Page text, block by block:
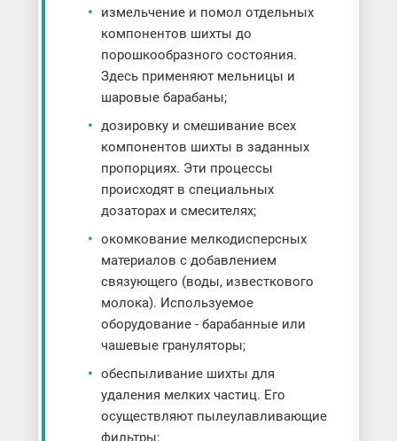
измельчение и помол отдельных
компонентов шихты до
порошкообразного состояния.
Здесь применяют мельницы и
шаровые барабаны;
дозировку и смешивание всех
компонентов шихты в заданных
пропорциях. Эти процессы
происходят в специальных
дозаторах и смесителях;
окомкование мелкодисперсных
материалов с добавлением
связующего (воды, известкового
молока). Используемое
оборудование - барабанные или
чашевые грануляторы;
обеспыливание шихты для
удаления мелких частиц. Его
осуществляют пылеулавливающие
фильтры;